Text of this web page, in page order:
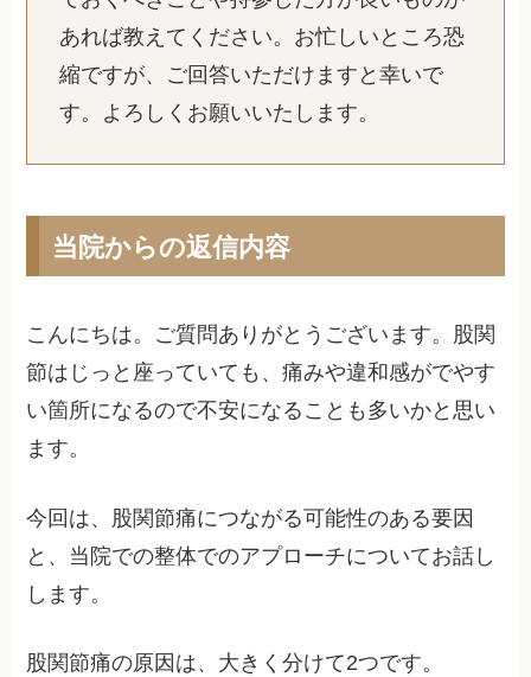
あれば教えてください。お忙しいところ恐
縮ですが、ご回答いただけますと幸いで
す。よろしくお願いいたします。
当院からの返信内容
こんにちは。ご質問ありがとうございます。股関
節はじっと座っていても、痛みや違和感がでやす
い箇所になるので不安になることも多いかと思い
ます。
今回は、股関節痛につながる可能性のある要因
と、当院での整体でのアプローチについてお話し
します。
股関節痛の原因は、大きく分けて2つです。